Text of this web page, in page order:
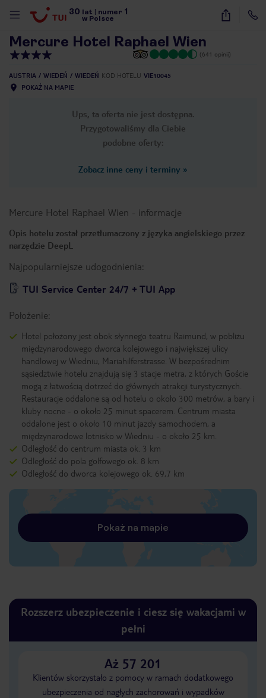
30 lat numer 1
w Polsce
24
Mercure Hotel Raphael Wien
(641 opinii)
AUSTRIA WIEDEŃ WIEDEŃ KOD HOTELU VIE10045
POKAŻ NA MAPIE
Ups, ta oferta nie jest dostępna.
Przygotowaliśmy dla Ciebie
podobne oferty:
Zobacz inne ceny i terminy »
Mercure Hotel Raphael Wien - informacje
Opis hotelu został przetłumaczony z języka angielskiego przez
narzędzie DeepL
Najpopularniejsze udogodnienia:
TUI Service Center 24/7 + TUI App
Położenie:
Hotel położony jest obok słynnego teatru Raimund, w pobliżu
międzynarodowego dworca kolejowego i największej ulicy
handlowej w Wiedniu, Mariahilferstrasse. W bezpośrednim
sąsiedztwie hotelu znajdują się 3 stacje metra, z których Goście
mogą z łatwością dotrzeć do głównych atrakcji turystycznych.
Restauracje oddalone są od hotelu o około 300 metrów, a bary i
kluby nocne - o około 25 minut spacerem. Centrum miasta
oddalone jest o około 10 minut jazdy samochodem, a
międzynarodowe lotnisko w Wiedniu - o około 25 km.
Odległość do centrum miasta ok. 3 km
Odległość do pola golfowego ok. 8 km
Odległość do dworca kolejowego ok. 69,7 km
Pokaż na mapie
Rozszerz ubezpieczenie i ciesz się wakacjami w
pełni
Aż 57 201
Klientów skorzystało z pomocy w ramach dodatkowego
ubezpieczenia od nagłych zachorowań i wypadków